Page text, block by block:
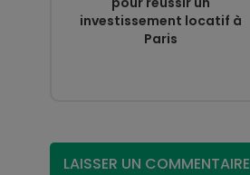
investissement locatif à
Paris
LAISSER UN COMMENTAIRE